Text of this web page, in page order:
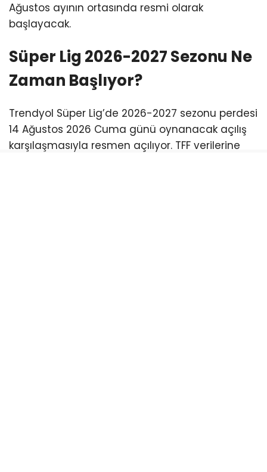
Ağustos ayının ortasında resmi olarak
başlayacak.
Süper Lig 2026-2027 Sezonu Ne
Zaman Başlıyor?
Trendyol Süper Lig’de 2026-2027 sezonu perdesi
14 Ağustos 2026 Cuma günü oynanacak açılış
karşılaşmasıyla resmen açılıyor. TFF verilerine